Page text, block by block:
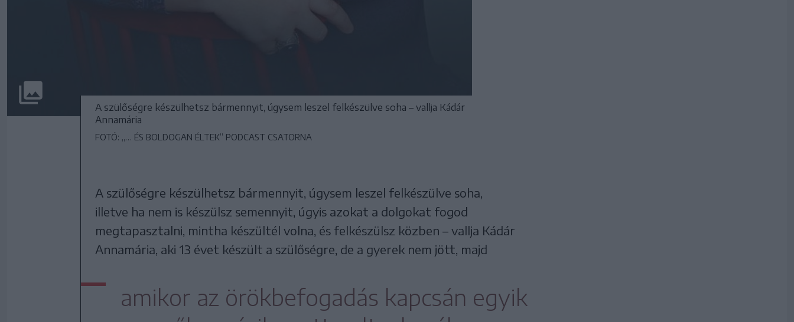
A szülőségre készülhetsz bármennyit, úgysem leszel felkészülve soha – vallja Kádár
Annamária
FOTÓ: „… ÉS BOLDOGAN ÉLTEK” PODCAST CSATORNA
A szülőségre készülhetsz bármennyit, úgysem leszel felkészülve soha,
illetve ha nem is készülsz semennyit, úgyis azokat a dolgokat fogod
megtapasztalni, mintha készültél volna, és felkészülsz közben – vallja Kádár
Annamária, aki 13 évet készült a szülőségre, de a gyerek nem jött, majd
amikor az örökbefogadás kapcsán egyik